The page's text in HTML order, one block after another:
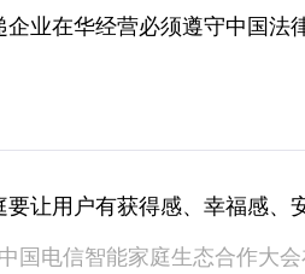
业在华经营必须遵守中国法
让用户有获得感、幸福感、
国电信智能家庭生态合作大